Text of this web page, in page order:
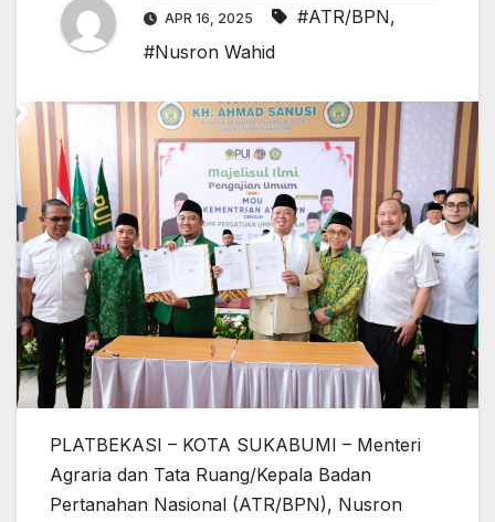
APR 16, 2025 #ATR/BPN,
#Nusron Wahid
PLATBEKASI – KOTA SUKABUMI – Menteri
Agraria dan Tata Ruang/Kepala Badan
Pertanahan Nasional (ATR/BPN), Nusron